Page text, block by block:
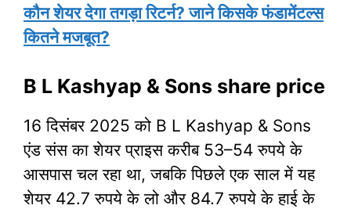
कौन शेयर देगा तगड़ा रिटर्न? जाने किसके फंडामेंटल्स
कितने मजबूत?
B L Kashyap & Sons share price
16 दिसंबर 2025 को B L Kashyap & Sons
एंड संस का शेयर प्राइस करीब 53–54 रुपये के
आसपास चल रहा था, जबकि पिछले एक साल में यह
शेयर 42.7 रुपये के लो और 84.7 रुपये के हाई के